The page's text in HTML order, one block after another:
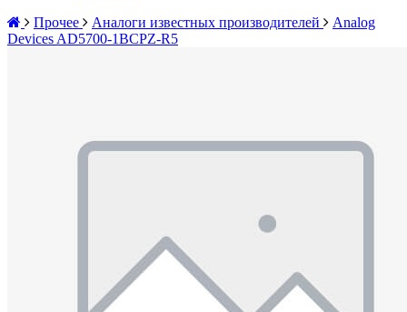
Прочее
Аналоги известных производителей
Analog
Devices AD5700-1BCPZ-R5